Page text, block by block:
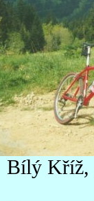
Bílý Kříž,